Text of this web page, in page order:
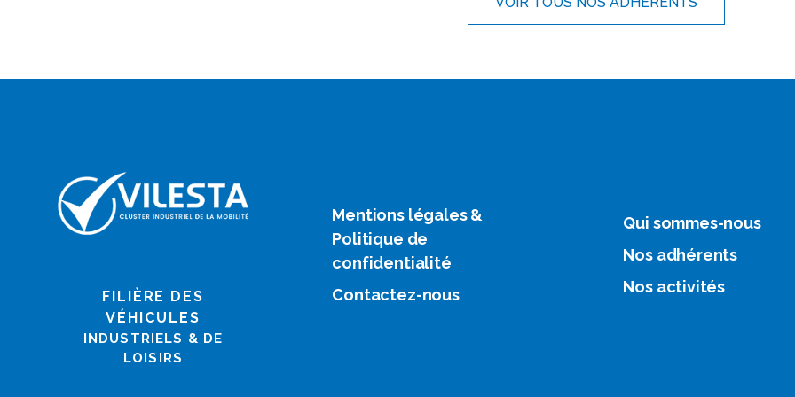
FILIÈRE DES
VÉHICULES
INDUSTRIELS & DE
LOISIRS
Mentions légales &
Politique de
confidentialité
Contactez-nous
Qui sommes-nous
Nos adhérents
Nos activités